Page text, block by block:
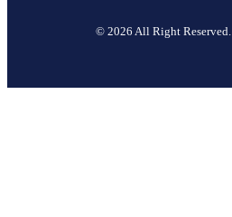
© 2026 All Right Reserved.